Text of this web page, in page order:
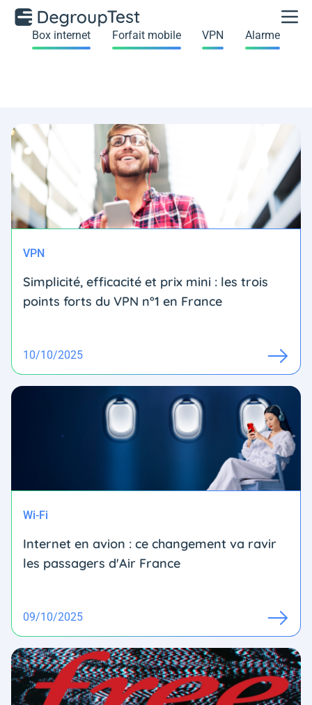
Box internet Forfait mobile VPN Alarme
VPN
Simplicité, efficacité et prix mini : les trois
points forts du VPN n°1 en France
10/10/2025
Wi-Fi
Internet en avion : ce changement va ravir
les passagers d'Air France
09/10/2025